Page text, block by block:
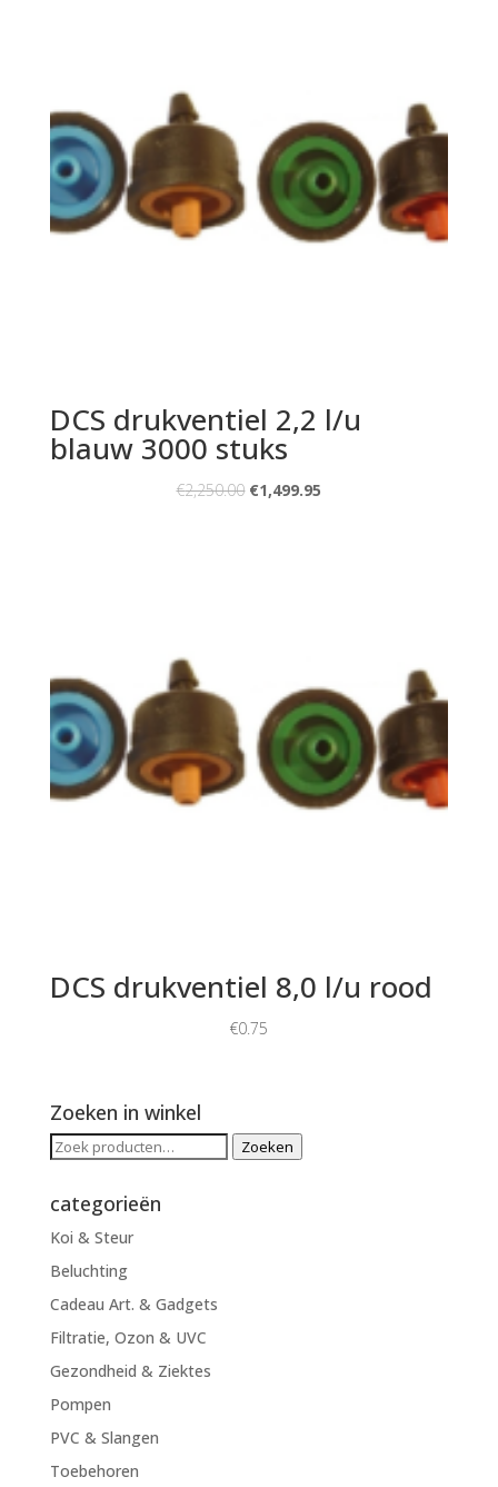
DCS drukventiel 2,2 l/u
blauw 3000 stuks
€2,250.00 €1,499.95
DCS drukventiel 8,0 l/u rood
€0.75
Zoeken in winkel
Zoeken
Zoeken
categorieën
Koi & Steur
Beluchting
Cadeau Art. & Gadgets
Filtratie, Ozon & UVC
Gezondheid & Ziektes
Pompen
PVC & Slangen
Toebehoren